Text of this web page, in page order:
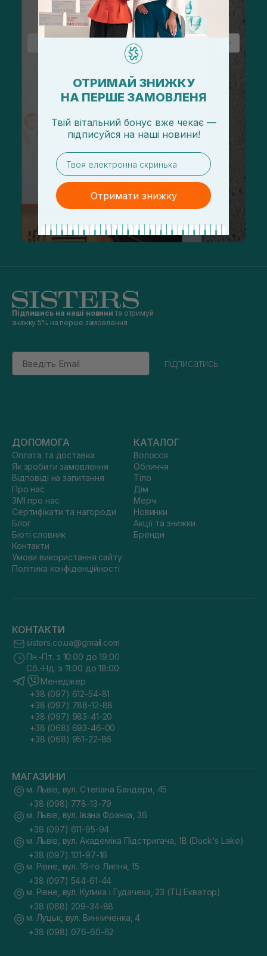
Підпишись на наші новини та отримуй
знижку 5% на перше замовлення
Email
підписатись
ДОПОМОГА
Оплата та доставка
Як зробити замовлення
Відповіді на запитання
Про нас
ЗМІ про нас
Сертифікати та нагороди
Блог
Бюті словник
Контакти
Умови використання сайту
Політика конфіденційності
КАТАЛОГ
Волосся
Обличчя
Тіло
Дім
Мерч
Новинки
Акції та знижки
Бренди
КОНТАКТИ
sisters.co.ua@gmail.com
Пн.-Пт. з 10:00 до 19:00
Сб.-Нд. з 11:00 до 18:00
Менеджер
+38 (097) 612-54-81
+38 (097) 788-12-88
+38 (097) 983-41-20
+38 (068) 693-46-00
+38 (068) 951-22-86
МАГАЗИНИ
м. Львів, вул. Степана Бандери, 45
+38 (098) 778-13-79
м. Львів, вул. Івана Франка, 36
+38 (097) 611-95-94
м. Львів, вул. Академіка Підстригача, 1В (Duck's Lake)
+38 (097) 101-97-16
м. Рівне, вул. 16-го Липня, 15
+38 (097) 544-61-44
м. Рівне, вул. Кулика і Гудачека, 23 (ТЦ Екватор)
+38 (068) 209-34-88
м. Луцьк, вул. Винниченка, 4
+38 (098) 076-60-62
ОТРИМАЙ ЗНИЖКУ
НА ПЕРШЕ ЗАМОВЛЕНЯ
Твій вітальний бонус вже чекає —
підписуйся на наші новини!
email
Отримати знижку